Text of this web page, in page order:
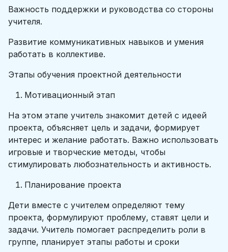
Важность поддержки и руководства со стороны
учителя.
Развитие коммуникативных навыков и умения
работать в коллективе.
Этапы обучения проектной деятельности
Мотивационный этап
На этом этапе учитель знакомит детей с идеей
проекта, объясняет цель и задачи, формирует
интерес и желание работать. Важно использовать
игровые и творческие методы, чтобы
стимулировать любознательность и активность.
Планирование проекта
Дети вместе с учителем определяют тему
проекта, формулируют проблему, ставят цели и
задачи. Учитель помогает распределить роли в
группе, планирует этапы работы и сроки